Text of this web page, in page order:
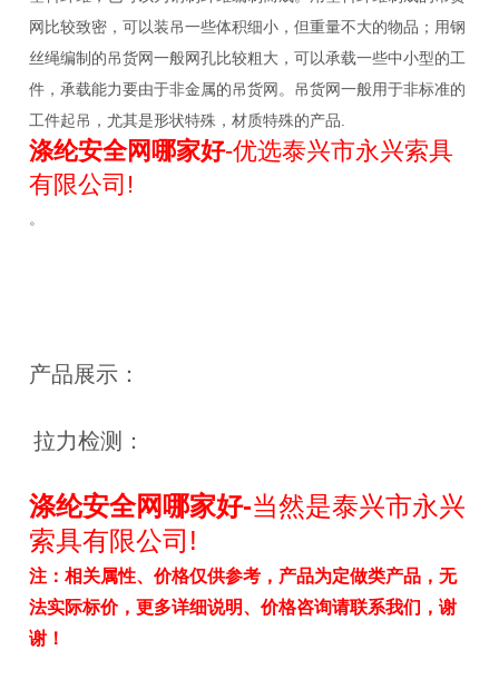
网比较致密，可以装吊一些体积细小，但重量不大的物品；用钢
丝绳编制的吊货网一般网孔比较粗大，可以承载一些中小型的工
件，承载能力要由于非金属的吊货网。吊货网一般用于非标准的
工件起吊，尤其是形状特殊，材质特殊的产品.
涤纶安全网哪家好-优选泰兴市永兴索具
有限公司!
。
产品展示：
拉力检测：
涤纶安全网哪家好-当然是泰兴市永兴
索具有限公司!
注：相关属性、价格仅供参考，产品为定做类产品，无
法实际标价，更多详细说明、价格咨询请联系我们，谢
谢！